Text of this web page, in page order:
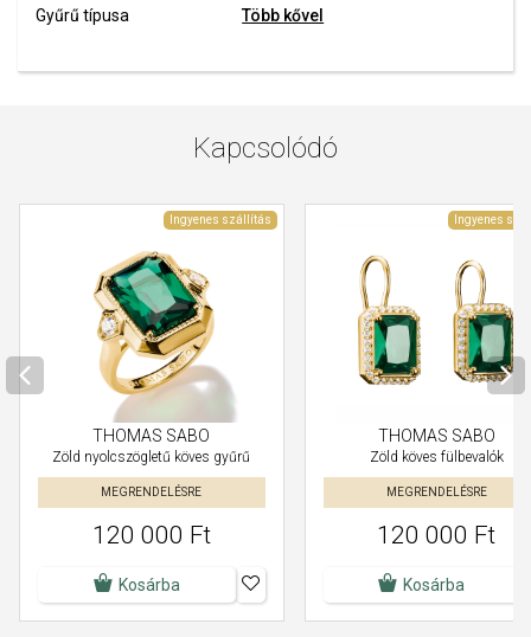
Gyűrű típusa Több kővel
Kapcsolódó
Ingyenes szállítás
THOMAS SABO
Zöld nyolcszögletű köves gyűrű
MEGRENDELÉSRE
120 000 Ft
Kosárba
Ingyenes
THOMAS SABO
Zöld köves fülbevalók
MEGRENDELÉSRE
120 000 Ft
Kosárba